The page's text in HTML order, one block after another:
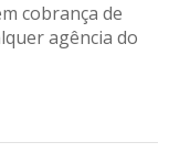
cobrança de
agência do